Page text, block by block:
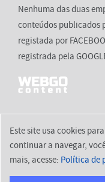
Nenhuma das duas
conteúdos publicados
registada por
registrada pela
Início
Política de
Este site usa cookies
continuar a navegar,
mais, acesse: Política de